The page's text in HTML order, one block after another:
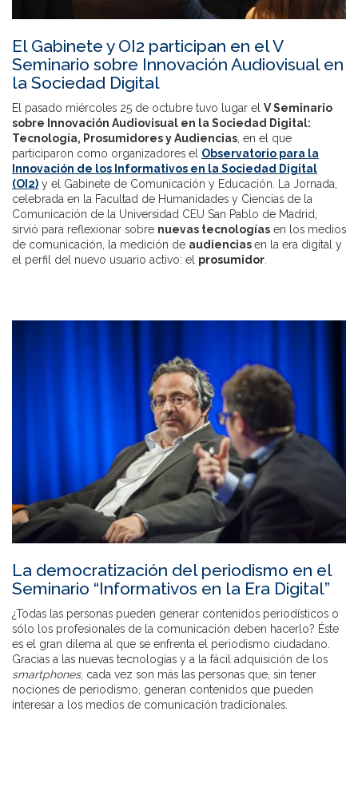
El Gabinete y OI2 participan en el V
Seminario sobre Innovación Audiovisual en
la Sociedad Digital
El pasado miércoles 25 de octubre tuvo lugar el V Seminario
sobre Innovación Audiovisual en la Sociedad Digital:
Tecnología, Prosumidores y Audiencias , en el que
participaron como organizadores el Observatorio para la
Innovación de los Informativos en la Sociedad Digital
(OI2) y el Gabinete de Comunicación y Educación. La Jornada,
celebrada en la Facultad de Humanidades y Ciencias de la
Comunicación de la Universidad CEU San Pablo de Madrid,
sirvió para reflexionar sobre nuevas tecnologías en los medios
de comunicación, la medición de audienciasen la era digital y
el perfil del nuevo usuario activo: el prosumidor
La democratización del periodismo en el
Seminario “Informativos en la Era Digital”
¿Todas las personas pueden generar contenidos periodísticos o
sólo los profesionales de la comunicación deben hacerlo? Éste
es el gran dilema al que se enfrenta el periodismo ciudadano.
Gracias a las nuevas tecnologías y a la fácil adquisición de los
smartphones, cada vez son más las personas que, sin tener
nociones de periodismo, generan contenidos que pueden
interesar a los medios de comunicación tradicionales.